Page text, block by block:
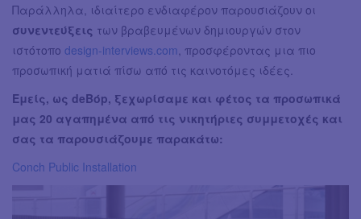
Παράλληλα, ιδιαίτερο ενδιαφέρον παρουσιάζουν οι
συνεντεύξεις των βραβευμένων δημιουργών στον
ιστότοπο design-interviews.com , προσφέροντας μια πιο
προσωπική ματιά πίσω από τις καινοτόμες ιδέες.
Εμείς, ως deBόp, ξεχωρίσαμε και φέτος τα προσωπικά
μας 20 αγαπημένα από τις νικητήριες συμμετοχές και
σας τα παρουσιάζουμε παρακάτω:
Conch Public Installation